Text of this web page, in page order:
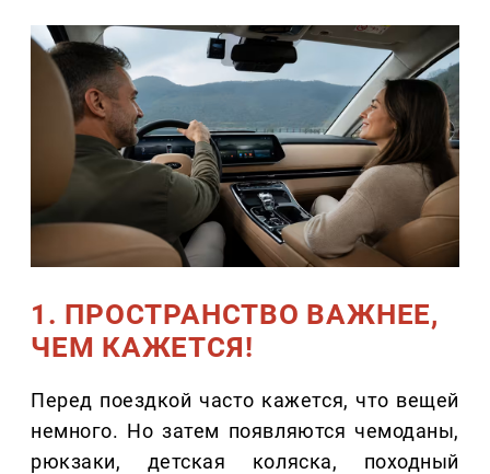
1. ПРОСТРАНСТВО ВАЖНЕЕ,
ЧЕМ КАЖЕТСЯ!
Перед поездкой часто кажется, что вещей
немного. Но затем появляются чемоданы,
рюкзаки, детская коляска, походный